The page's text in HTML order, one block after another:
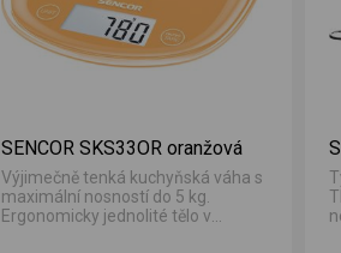
SENCOR SKS33OR oranžová
Výjimečně tenká kuchyňská váha s
maximální nosností do 5 kg.
Ergonomicky jednolité tělo v